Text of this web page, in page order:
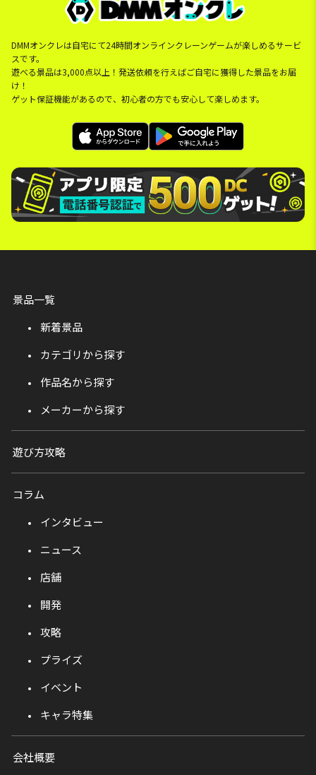
DMMオンクレは自宅にて24時間オンラインクレーンゲームが楽しめるサービ
スです。
遊べる景品は3,000点以上！発送依頼を行えばご自宅に獲得した景品をお届
け！
ゲット保証機能があるので、初心者の方でも安心して楽しめます。
景品一覧
新着景品
カテゴリから探す
作品名から探す
メーカーから探す
遊び方攻略
コラム
インタビュー
ニュース
店舗
開発
攻略
プライズ
イベント
キャラ特集
会社概要